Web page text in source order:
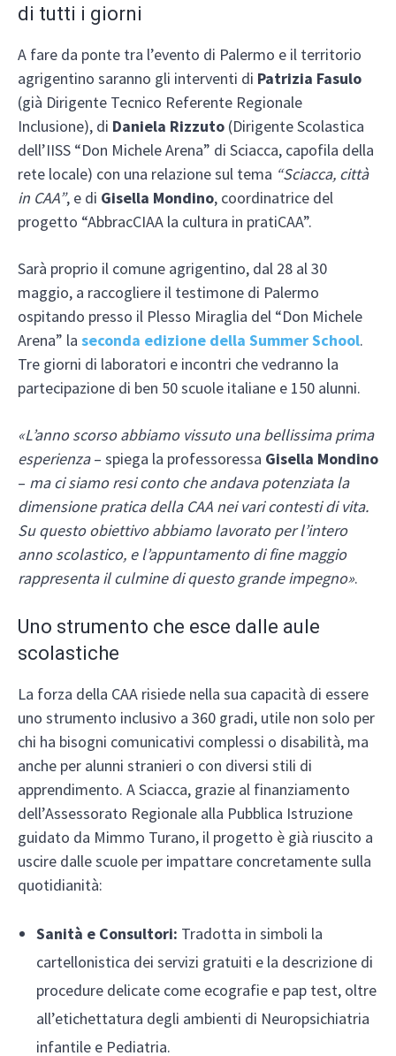
di tutti i giorni
A fare da ponte tra l’evento di Palermo e il territorio
agrigentino saranno gli interventi di Patrizia Fasulo
(già Dirigente Tecnico Referente Regionale
Inclusione), di Daniela Rizzuto (Dirigente Scolastica
dell’IISS “Don Michele Arena” di Sciacca, capofila della
rete locale) con una relazione sul tema “Sciacca, città
in CAA”, e di Gisella Mondino, coordinatrice del
progetto “AbbracCIAA la cultura in pratiCAA”.
Sarà proprio il comune agrigentino, dal 28 al 30
maggio, a raccogliere il testimone di Palermo
ospitando presso il Plesso Miraglia del “Don Michele
Arena” la seconda edizione della Summer School.
Tre giorni di laboratori e incontri che vedranno la
partecipazione di ben 50 scuole italiane e 150 alunni.
«L’anno scorso abbiamo vissuto una bellissima prima
esperienza– spiega la professoressa Gisella Mondino
– ma ci siamo resi conto che andava potenziata la
dimensione pratica della CAA nei vari contesti di vita.
Su questo obiettivo abbiamo lavorato per l’intero
anno scolastico, e l’appuntamento di fine maggio
rappresenta il culmine di questo grande impegno».
Uno strumento che esce dalle aule
scolastiche
La forza della CAA risiede nella sua capacità di essere
uno strumento inclusivo a 360 gradi, utile non solo per
chi ha bisogni comunicativi complessi o disabilità, ma
anche per alunni stranieri o con diversi stili di
apprendimento. A Sciacca, grazie al finanziamento
dell’Assessorato Regionale alla Pubblica Istruzione
guidato da Mimmo Turano, il progetto è già riuscito a
uscire dalle scuole per impattare concretamente sulla
quotidianità:
Sanità e Consultori: Tradotta in simboli la
cartellonistica dei servizi gratuiti e la descrizione di
procedure delicate come ecografie e pap test, oltre
all’etichettatura degli ambienti di Neuropsichiatria
infantile e Pediatria.